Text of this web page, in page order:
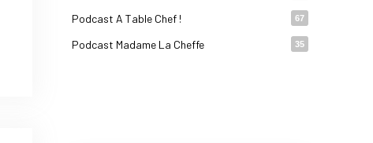
Podcast A Table Chef ! 67
Podcast Madame La Cheffe 35